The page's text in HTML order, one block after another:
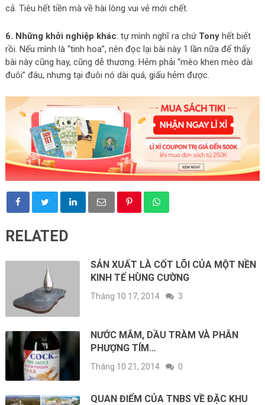
cả. Tiêu hết tiền mà về hài lòng vui vẻ mới chết.
6. Những khởi nghiệp khác: tự mình nghĩ ra chứ Tonyhết biết
rồi. Nếu mình là “tinh hoa”, nên đọc lại bài này 1 lần nữa để thấy
bài này cũng hay, cũng dễ thương. Hẻm phải “mèo khen mèo dài
đuôi” đâu, nhưng tại đuôi nó dài quá, giấu hẻm được.
RELATED
SẢN XUẤT LÀ CỐT LÕI CỦA MỘT NỀN
KINH TẾ HÙNG CƯỜNG
Tháng 10 17, 2014 3
NƯỚC MẮM, DẦU TRÀM VÀ PHÂN
PHƯỢNG TÍM…
Tháng 10 21, 2014 0
QUAN ĐIỂM CỦA TNBS VỀ ĐẶC KHU